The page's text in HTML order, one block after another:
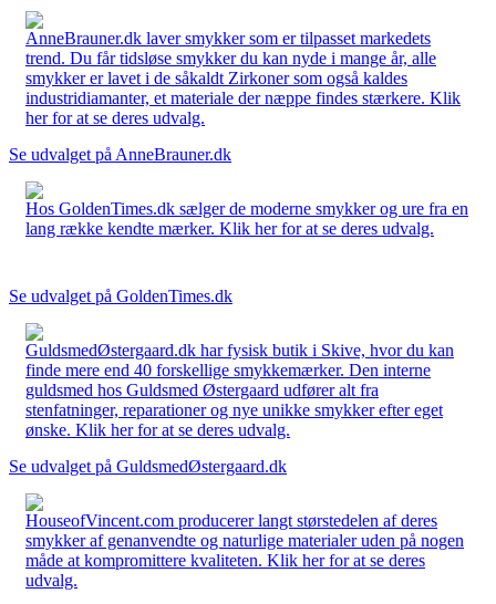
AnneBrauner.dk laver smykker som er tilpasset markedets
trend. Du får tidsløse smykker du kan nyde i mange år, alle
smykker er lavet i de såkaldt Zirkoner som også kaldes
industridiamanter, et materiale der næppe findes stærkere. Klik
her for at se deres udvalg.
Se udvalget på AnneBrauner.dk
Hos GoldenTimes.dk sælger de moderne smykker og ure fra en
lang række kendte mærker. Klik her for at se deres udvalg.
Se udvalget på GoldenTimes.dk
GuldsmedØstergaard.dk har fysisk butik i Skive, hvor du kan
finde mere end 40 forskellige smykkemærker. Den interne
guldsmed hos Guldsmed Østergaard udfører alt fra
stenfatninger, reparationer og nye unikke smykker efter eget
ønske. Klik her for at se deres udvalg.
Se udvalget på GuldsmedØstergaard.dk
HouseofVincent.com producerer langt størstedelen af deres
smykker af genanvendte og naturlige materialer uden på nogen
måde at kompromittere kvaliteten. Klik her for at se deres
udvalg.